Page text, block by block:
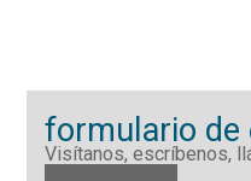
formulario de
Visítanos, escríbenos,